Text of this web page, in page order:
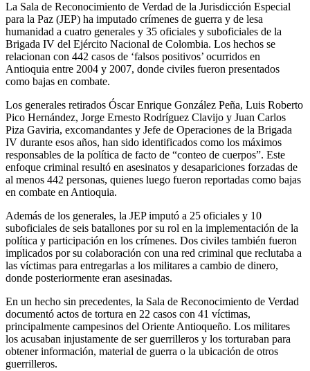
La Sala de Reconocimiento de Verdad de la Jurisdicción Especial
para la Paz (JEP) ha imputado crímenes de guerra y de lesa
humanidad a cuatro generales y 35 oficiales y suboficiales de la
Brigada IV del Ejército Nacional de Colombia. Los hechos se
relacionan con 442 casos de ‘falsos positivos’ ocurridos en
Antioquia entre 2004 y 2007, donde civiles fueron presentados
como bajas en combate.
Los generales retirados Óscar Enrique González Peña, Luis Roberto
Pico Hernández, Jorge Ernesto Rodríguez Clavijo y Juan Carlos
Piza Gaviria, excomandantes y Jefe de Operaciones de la Brigada
IV durante esos años, han sido identificados como los máximos
responsables de la política de facto de “conteo de cuerpos”. Este
enfoque criminal resultó en asesinatos y desapariciones forzadas de
al menos 442 personas, quienes luego fueron reportadas como bajas
en combate en Antioquia.
Además de los generales, la JEP imputó a 25 oficiales y 10
suboficiales de seis batallones por su rol en la implementación de la
política y participación en los crímenes. Dos civiles también fueron
implicados por su colaboración con una red criminal que reclutaba a
las víctimas para entregarlas a los militares a cambio de dinero,
donde posteriormente eran asesinadas.
En un hecho sin precedentes, la Sala de Reconocimiento de Verdad
documentó actos de tortura en 22 casos con 41 víctimas,
principalmente campesinos del Oriente Antioqueño. Los militares
los acusaban injustamente de ser guerrilleros y los torturaban para
obtener información, material de guerra o la ubicación de otros
guerrilleros.